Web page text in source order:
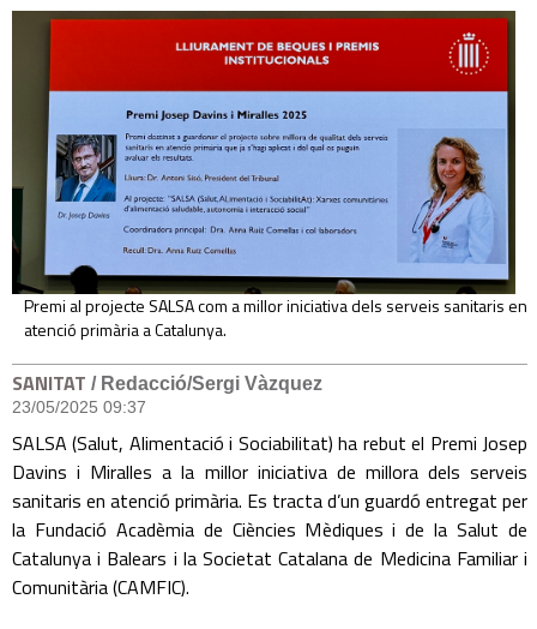
Premi al projecte SALSA com a millor iniciativa dels serveis sanitaris en
atenció primària a Catalunya.
SANITAT / Redacció/Sergi Vàzquez
23/05/2025 09:37
SALSA (Salut, Alimentació i Sociabilitat) ha rebut el Premi Josep
Davins i Miralles a la millor iniciativa de millora dels serveis
sanitaris en atenció primària. Es tracta d’un guardó entregat per
la Fundació Acadèmia de Ciències Mèdiques i de la Salut de
Catalunya i Balears i la Societat Catalana de Medicina Familiar i
Comunitària (CAMFIC).